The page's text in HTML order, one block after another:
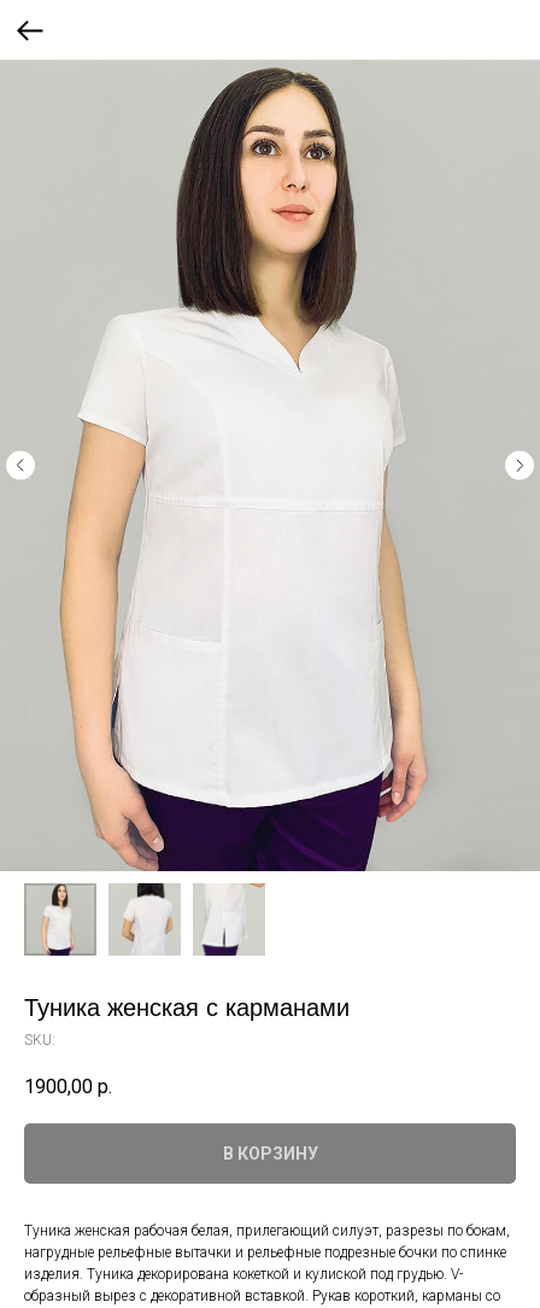
Туника женская с карманами
SKU:
1900,00 р.
В КОРЗИНУ
Туника женская рабочая белая, прилегающий силуэт, разрезы по бокам,
нагрудные рельефные вытачки и рельефные подрезные бочки по спинке
изделия. Туника декорирована кокеткой и кулиской под грудью. V-
образный вырез с декоративной вставкой. Рукав короткий, карманы со